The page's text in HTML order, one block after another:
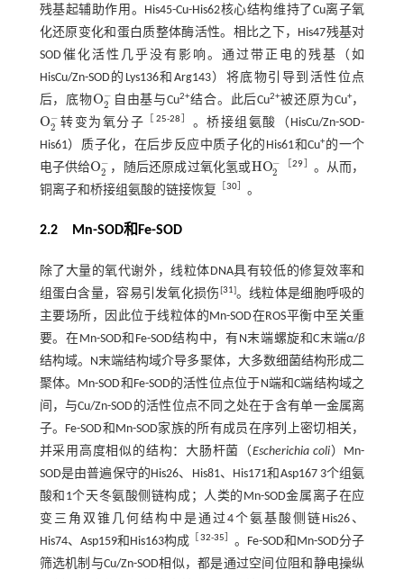
残基起辅助作用。His45-Cu-His62核心结构维持了Cu离子氧
化还原变化和蛋白质整体酶活性。相比之下，His47残基对
SOD催化活性几乎没有影响。通过带正电的残基（如
HisCu/Zn-SOD的Lys136和Arg143）将底物引导到活性位点
后，底物O−
2
O2- 自由基与Cu2+结合。此后Cu2+被还原为Cu+，
O−
2
O2- 转变为氧分子 ［ 25-28］ 。桥接组氨酸（HisCu/Zn-SOD-
His61）质子化，在后步反应中质子化的His61和Cu+的一个
电子供给O−
2
O2- ，随后还原成过氧化氢或HO−
2
HO2- ［29］ 。从而，
铜离子和桥接组氨酸的链接恢复
［30］ 。
2.2 Mn-SOD和Fe-SOD
除了大量的氧代谢外，线粒体DNA具有较低的修复效率和
组蛋白含量，容易引发氧化损伤 [31]。线粒体是细胞呼吸的
主要场所，因此位于线粒体的Mn-SOD在ROS平衡中至关重
要。在Mn-SOD和Fe-SOD结构中，有N末端螺旋和C末端α/β
结构域。N末端结构域介导多聚体，大多数细菌结构形成二
聚体。Mn-SOD和Fe-SOD的活性位点位于N端和C端结构域之
间，与Cu/Zn-SOD的活性位点不同之处在于含有单一金属离
子。Fe-SOD和Mn-SOD家族的所有成员在序列上密切相关，
并采用高度相似的结构：大肠杆菌（Escherichia coli）Mn-
SOD是由普遍保守的His26、His81、His171和Asp167 3个组氨
酸和1个天冬氨酸侧链构成；人类的Mn-SOD金属离子在应
变三角双锥几何结构中是通过4个氨基酸侧链His26、
His74、Asp159和His163构成 ［32-35］ 。Fe-SOD和Mn-SOD分子
筛选机制与Cu/Zn-SOD相似，都是通过空间位阻和静电操纵